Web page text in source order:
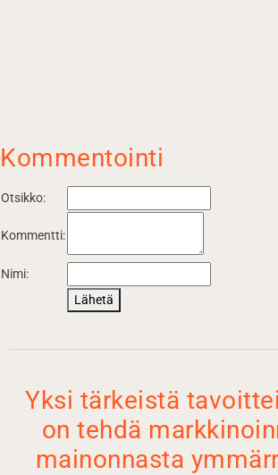
Kommentointi
Otsikko:
Kommentti:
Nimi:
Lähetä
Yksi tärkeistä
on tehdä
mainonnasta